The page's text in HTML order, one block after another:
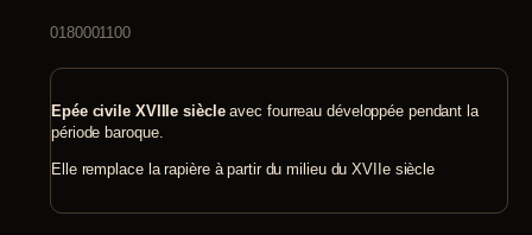
0180001100
Epée civile XVIIIe siècleavec fourreau développée pendant la
période baroque.
Elle remplace la rapière à partir du milieu du XVIIe siècle